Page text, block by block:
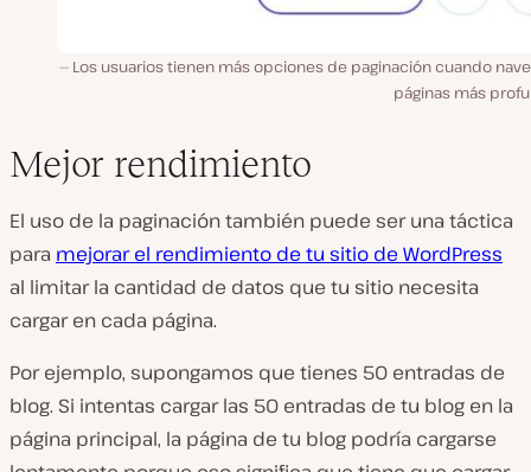
Los usuarios tienen más opciones de paginación cuando
páginas más
Mejor rendimiento
El uso de la paginación también puede ser una táctica
para mejorar el rendimiento de tu sitio de WordPress
al limitar la cantidad de datos que tu sitio necesita
cargar en cada página.
Por ejemplo, supongamos que tienes 50 entradas de
blog. Si intentas cargar las 50 entradas de tu blog en la
página principal, la página de tu blog podría cargarse